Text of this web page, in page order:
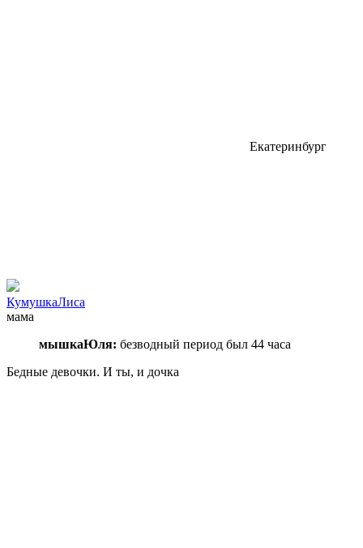
Екатеринбург
КумушкаЛиса
мама
мышкаЮля: безводный период был 44 часа
Бедные девочки. И ты, и дочка